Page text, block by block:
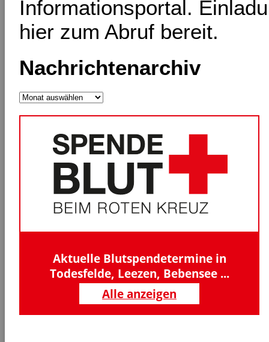
Informationsportal.
hier zum Abruf bereit.
Nachrichtenarchiv
Nachrichtenarchiv
Aktuelle Blutspendetermine in
Todesfelde, Leezen, Bebensee ...
Alle anzeigen